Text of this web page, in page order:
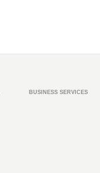
BUSINESS SERVICES